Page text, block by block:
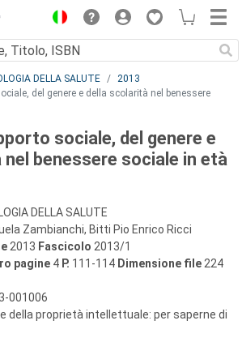
DELLA SALUTE
2013
del genere e della scolarità nel benessere
sociale, del genere e
benessere sociale in età
DELLA SALUTE
Zambianchi, Bitti Pio Enrico Ricci
2013 Fascicolo 2013/1
pagine 4 P. 111-114 Dimensione file 224
001006
della proprietà intellettuale: per saperne di